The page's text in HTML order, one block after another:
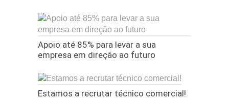
Apoio até 85% para levar a sua
empresa em direção ao futuro
Estamos a recrutar técnico comercial!